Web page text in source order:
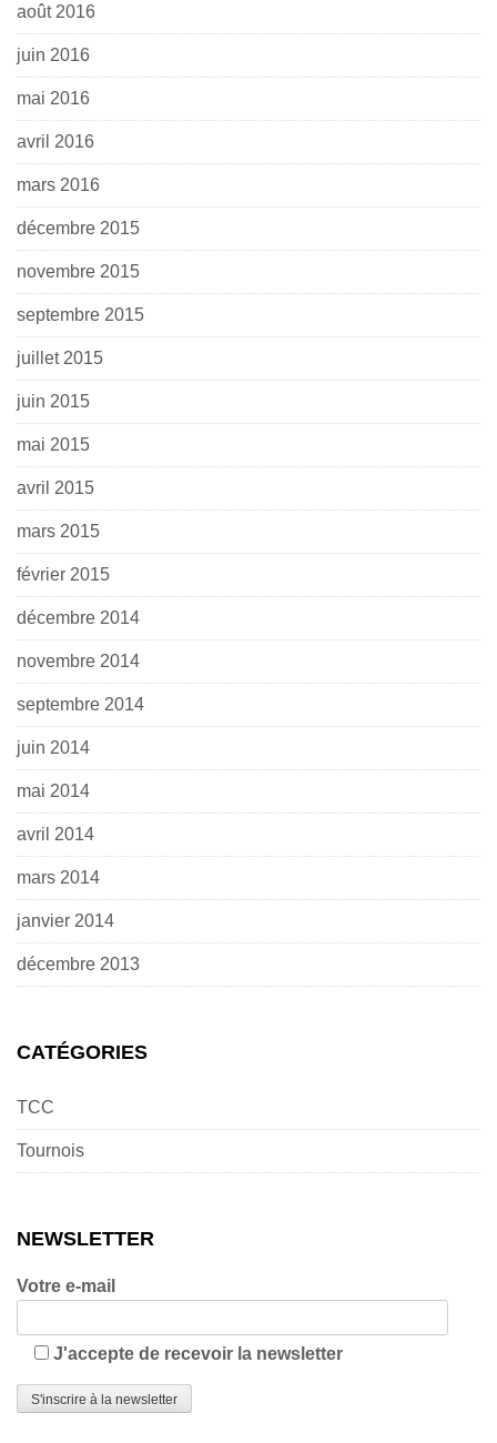
août 2016
juin 2016
mai 2016
avril 2016
mars 2016
décembre 2015
novembre 2015
septembre 2015
juillet 2015
juin 2015
mai 2015
avril 2015
mars 2015
février 2015
décembre 2014
novembre 2014
septembre 2014
juin 2014
mai 2014
avril 2014
mars 2014
janvier 2014
décembre 2013
CATÉGORIES
TCC
Tournois
NEWSLETTER
Votre e-mail
J'accepte de recevoir la newsletter